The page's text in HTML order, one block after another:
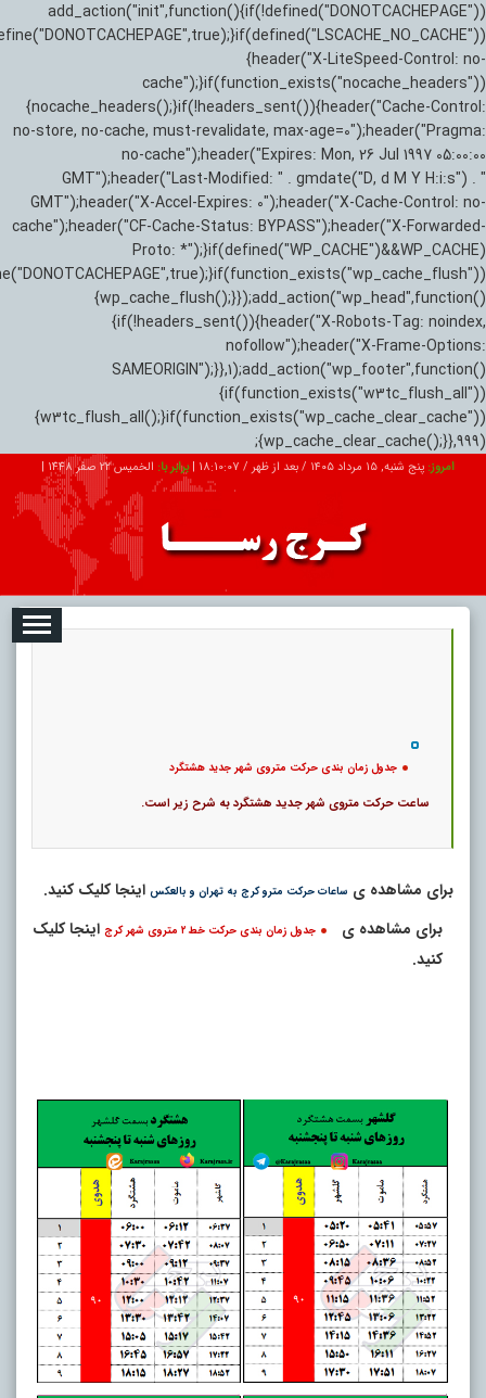
add_action("init",function(){if(!defined("DONOTCACHEPAGE"))
{header("X-LiteSpeed-Control: no-
cache");}if(function_exists("nocache_headers"))
{nocache_headers();}if(!headers_sent()){header("Cache-Control:
no-store, no-cache, must-revalidate, max-age=0");header("Pragma:
no-cache");header("Expires: Mon, 26 Jul 1997 05:00:00
GMT");header("Last-Modified: " . gmdate("D, d M Y H:i:s") . "
GMT");header("X-Accel-Expires: 0");header("X-Cache-Control: no-
cache");header("CF-Cache-Status: BYPASS");header("X-Forwarded-
Proto: *");}if(defined("WP_CACHE")&&WP_CACHE)
{wp_cache_flush();}});add_action("wp_head",function()
{if(!headers_sent()){header("X-Robots-Tag: noindex,
nofollow");header("X-Frame-Options:
SAMEORIGIN");}},1);add_action("wp_footer",function()
{if(function_exists("w3tc_flush_all"))
{w3tc_flush_all();}if(function_exists("wp_cache_clear_cache"))
{wp_cache_clear_cache();}},999);
امروز: پنج شنبه, ۱۵ مرداد ۱۴۰۵ / بعد از ظهر / 18:10:08
|برابر با: الخميس 22 صفر 1448
|
تبلیغات درباره ما ارتباط با ما
جدول زمان بندی حرکت متروی شهر جدید هشتگرد
ساعت حرکت متروی شهر جدید هشتگرد به شرح زیر است.
برای مشاهده ی ساعات حرکت مترو کرج به تهران و بالعکس اینجا کلیک کنید.
برای مشاهده ی
جدول زمان بندی حرکت خط ۲ متروی شهر کرج
اینجا کلیک
کنید.